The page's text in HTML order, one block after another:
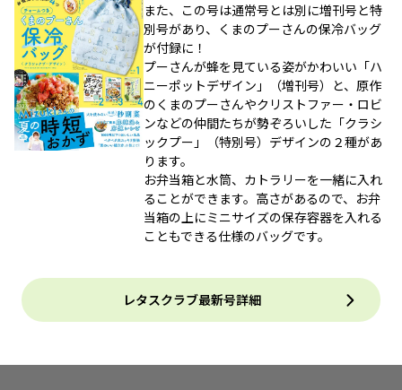
また、この号は通常号とは別に増刊号と特
別号があり、くまのプーさんの保冷バッグ
が付録に！
プーさんが蜂を見ている姿がかわいい「ハ
ニーポットデザイン」（増刊号）と、原作
のくまのプーさんやクリストファー・ロビ
ンなどの仲間たちが勢ぞろいした「クラシ
ックプー」（特別号）デザインの２種があ
ります。
お弁当箱と水筒、カトラリーを一緒に入れ
ることができます。高さがあるので、お弁
当箱の上にミニサイズの保存容器を入れる
こともできる仕様のバッグです。
レタスクラブ最新号詳細